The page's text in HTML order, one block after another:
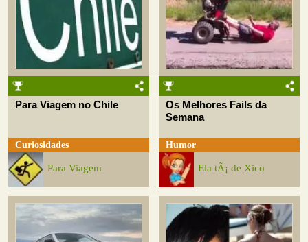
Para Viagem no Chile
Curiosidades
Para Viagem
Os Melhores Fails da
Semana
Humor
Ela tÃ¡ de Xico